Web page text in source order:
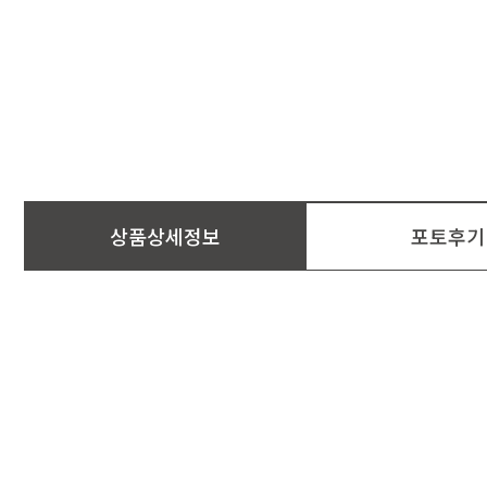
상품상세정보 포토후기